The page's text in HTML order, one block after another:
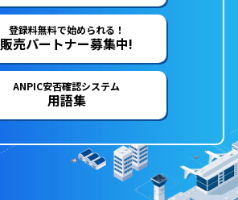
登録料無料で始められる！
販売パートナー募集中!
ANPIC安否確認システム
用語集